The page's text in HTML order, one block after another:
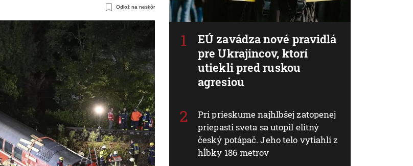
Odlož na neskôr
EÚ zavádza nové pravidlá
pre Ukrajincov, ktorí
utiekli pred ruskou
agresiou
Pri prieskume najhlbšej zatopenej
priepasti sveta sa utopil elitný
český potápač. Jeho telo vytiahli z
hĺbky 186 metrov